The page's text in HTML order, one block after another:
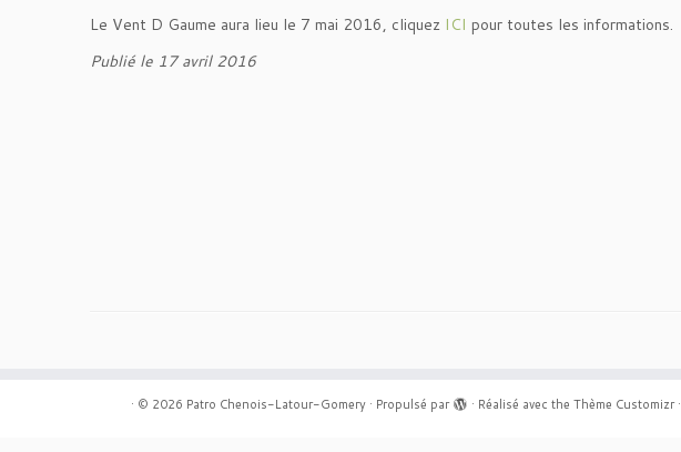
Le Vent D Gaume aura lieu le 7 mai 2016, cliquez ICI pour toutes les informations.
Publié le 17 avril 2016
· © 2026 Patro Chenois-Latour-Gomery · Propulsé par · Réalisé avec the Thème Customizr·